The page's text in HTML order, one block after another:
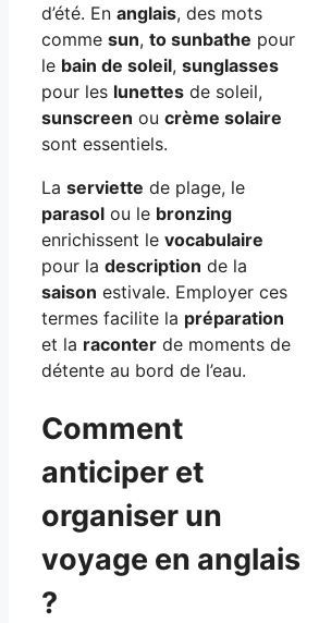
d’été. En anglais, des mots
comme sun, to sunbathe pour
le bain de soleil, sunglasses
pour les lunettes de soleil,
sunscreen ou crème solaire
sont essentiels.
La serviette de plage, le
parasol ou le bronzing
enrichissent le vocabulaire
pour la description de la
saison estivale. Employer ces
termes facilite la préparation
et la raconter de moments de
détente au bord de l’eau.
Comment
anticiper et
organiser un
voyage en anglais
?